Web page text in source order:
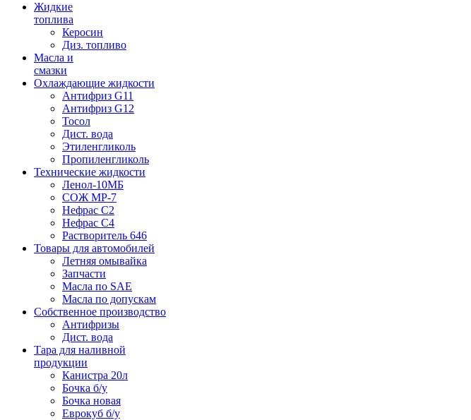
Жидкие
топлива
Керосин
Диз. топливо
Масла и
смазки
Охлаждающие жидкости
Антифриз G11
Антифриз G12
Тосол
Дист. вода
Этиленгликоль
Пропиленгликоль
Технические жидкости
Ленол-10МБ
СОЖ МР-7
Нефрас С2
Нефрас С4
Растворитель 646
Товары для автомобилей
Летняя омывайка
Запчасти
Масла по SAE
Масла по допускам
Собственное производство
Антифризы
Дист. вода
Тара для наливной
продукции
Канистра 20л
Бочка б/у
Бочка новая
Еврокуб б/у